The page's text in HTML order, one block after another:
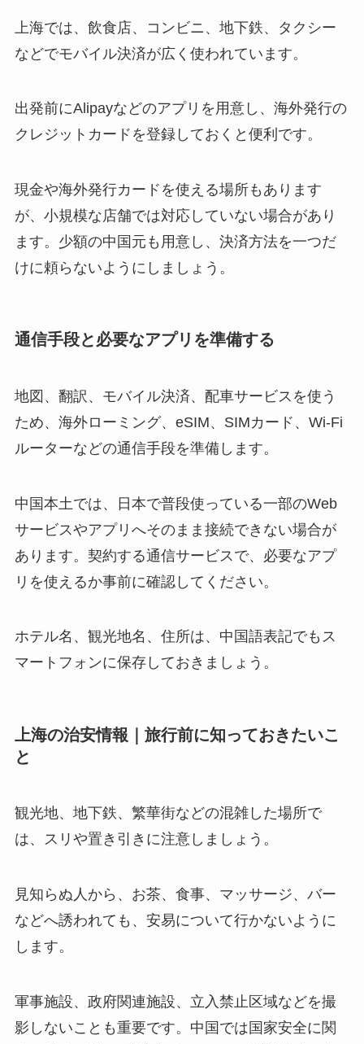
上海では、飲食店、コンビニ、地下鉄、タクシー
などでモバイル決済が広く使われています。
出発前にAlipayなどのアプリを用意し、海外発行の
クレジットカードを登録しておくと便利です。
現金や海外発行カードを使える場所もあります
が、小規模な店舗では対応していない場合があり
ます。少額の中国元も用意し、決済方法を一つだ
けに頼らないようにしましょう。
通信手段と必要なアプリを準備する
地図、翻訳、モバイル決済、配車サービスを使う
ため、海外ローミング、eSIM、SIMカード、Wi-Fi
ルーターなどの通信手段を準備します。
中国本土では、日本で普段使っている一部のWeb
サービスやアプリへそのまま接続できない場合が
あります。契約する通信サービスで、必要なアプ
リを使えるか事前に確認してください。
ホテル名、観光地名、住所は、中国語表記でもス
マートフォンに保存しておきましょう。
上海の治安情報｜旅行前に知っておきたいこ
と
観光地、地下鉄、繁華街などの混雑した場所で
は、スリや置き引きに注意しましょう。
見知らぬ人から、お茶、食事、マッサージ、バー
などへ誘われても、安易について行かないように
します。
軍事施設、政府関連施設、立入禁止区域などを撮
影しないことも重要です。中国では国家安全に関